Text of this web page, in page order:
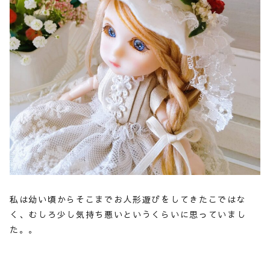
私は幼い頃からそこまでお人形遊びをしてきたこではな
く、むしろ少し気持ち悪いというくらいに思っていまし
た。。